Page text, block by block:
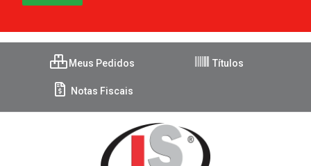
Meus Pedidos Títulos
Notas Fiscais